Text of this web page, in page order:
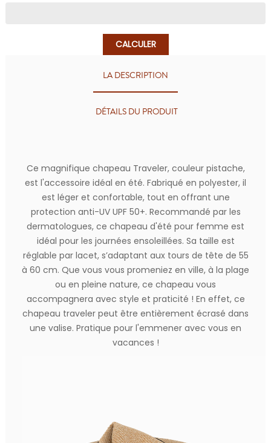
CALCULER
LA DESCRIPTION
DÉTAILS DU PRODUIT
Ce magnifique chapeau Traveler, couleur pistache,
est l'accessoire idéal en été. Fabriqué en polyester, il
est léger et confortable, tout en offrant une
protection anti-UV UPF 50+. Recommandé par les
dermatologues, ce chapeau d'été pour femme est
idéal pour les journées ensoleillées. Sa taille est
réglable par lacet, s’adaptant aux tours de tête de 55
à 60 cm. Que vous vous promeniez en ville, à la plage
ou en pleine nature, ce chapeau vous
accompagnera avec style et praticité ! En effet, ce
chapeau traveler peut être entièrement écrasé dans
une valise. Pratique pour l'emmener avec vous en
vacances !